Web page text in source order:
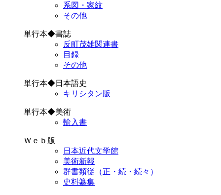
系図・家紋
その他
単行本◆書誌
反町茂雄関連書
目録
その他
単行本◆日本語史
キリシタン版
単行本◆美術
輸入書
Ｗｅｂ版
日本近代文学館
美術新報
群書類従（正・続・続々）
史料纂集